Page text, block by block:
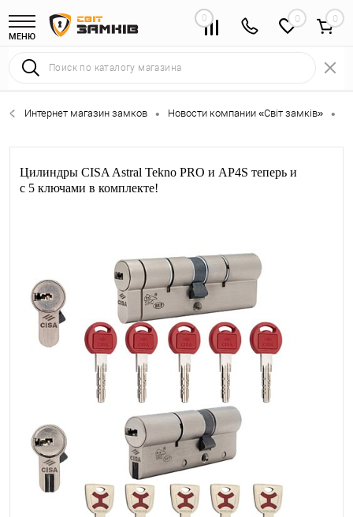
МЕНЮ
0 0
Интернет магазин замков • Новости компании «Світ замків» •
Цилиндры CISA Astral Tekno PRO и AP4S теперь и
с 5 ключами в комплекте!